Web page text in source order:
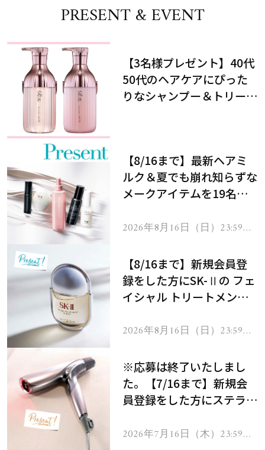
PRESENT & EVENT
【3名様プレゼント】40代
50代のヘアケアにぴった
りなシャンプー＆トリート
【8/16まで】最新ヘアミ
ルク＆夏でも崩れ知らずな
メークアイテムを19名様
2026年8月16日（日）23:59ま
【8/16まで】新規会員登
録をした方にSK-Ⅱの フェ
イシャル トリートメント
2026年8月16日（日）23:59ま
※応募は終了いたしまし
た。【7/16まで】新規会
員登録をした方にステラボ
ヘアドライヤー ジュエル
2026年7月16日（木）23:59ま